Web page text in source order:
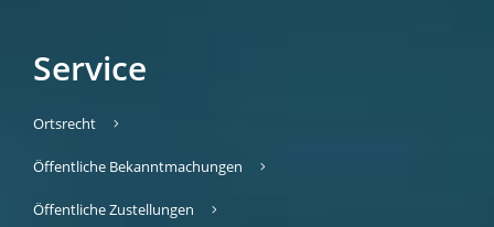
Service
Ortsrecht
Öffentliche Bekanntmachungen
Öffentliche Zustellungen